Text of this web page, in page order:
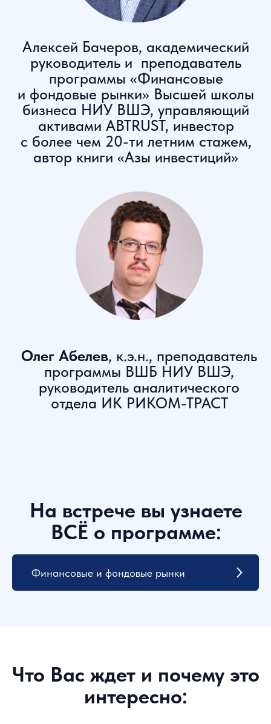
Олег Абелев , к.э.н., преподаватель
программы ВШБ НИУ ВШЭ,
руководитель аналитического
отдела ИК РИКОМ-ТРАСТ
На встрече вы узнаете
ВСЁ о программе:
Финансовые и фондовые рынки
Что Вас ждет и почему это
преподавателям дисциплин. Вопросы
могут касаться не только программ.